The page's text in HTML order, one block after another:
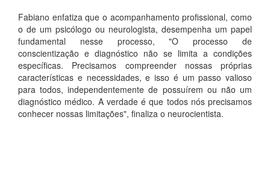
Fabiano enfatiza que o acompanhamento profissional, como
o de um psicólogo ou neurologista, desempenha um papel
fundamental nesse processo, "O processo de
conscientização e diagnóstico não se limita a condições
específicas. Precisamos compreender nossas próprias
características e necessidades, e isso é um passo valioso
para todos, independentemente de possuírem ou não um
diagnóstico médico. A verdade é que todos nós precisamos
conhecer nossas limitações", finaliza o neurocientista.